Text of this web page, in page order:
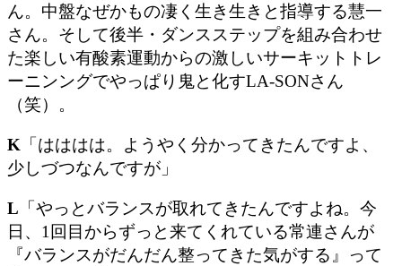
ん。中盤なぜかもの凄く生き生きと指導する慧一
さん。そして後半・ダンスステップを組み合わせ
た楽しい有酸素運動からの激しいサーキットトレ
ーニンングでやっぱり鬼と化すLA-SONさん
（笑）。
K 「はははは。ようやく分かってきたんですよ、
少しづつなんですが」
L 「やっとバランスが取れてきたんですよね。今
日、1回目からずっと来てくれている常連さんが
『バランスがだんだん整ってきた気がする』って